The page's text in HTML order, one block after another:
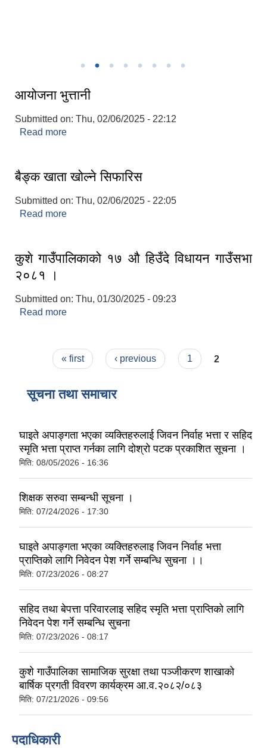
आयोजना भुत्तानी
Submitted on: Thu, 02/06/2025 - 22:12
Read more
बैङ्क खाता खोल्ने सिफारिस
Submitted on: Thu, 02/06/2025 - 22:05
Read more
कुशे गाउँपालिकाको १७ औ हिउँदे विधायन गाउँसभा
२०८१ ।
Submitted on: Thu, 01/30/2025 - 09:23
Read more
Pages« first ‹ previous 1 2
सूचना तथा समाचार
घाइते अपाङ्गता भएका व्यक्तिहरुलाई जिवन निर्वाह भत्ता र सहिद
स्मृति भत्ता प्राप्त गर्नका लागि दोश्रो पटक प्रकाशित सूचना ।
मिति: 08/05/2026 - 16:36
शिक्षक सरुवा सम्बन्धी सूचना ।
मिति: 07/24/2026 - 17:30
घाइते अपाङ्गता भएका व्यक्तिहरुलाइ जिवन निर्वाह भत्ता
प्राप्तिको लागि निवेदन पेश गर्ने सम्बन्धि सुचना ।।
मिति: 07/23/2026 - 08:27
सहिद तथा बेपत्ता परिवारलाइ सहिद स्मृति भत्ता प्राप्तिको लागि
निवेदन पेश गर्ने सम्बन्धि सुचना
मिति: 07/23/2026 - 08:17
कुशे गाउँपालिका सामाजिक सुरक्षा तथा पञ्जीकरण शाखाको
बार्षिक प्रगती विवरण कार्यक्रम आ.व.२०८२/०८३
मिति: 07/21/2026 - 09:56
पदाधिकारी